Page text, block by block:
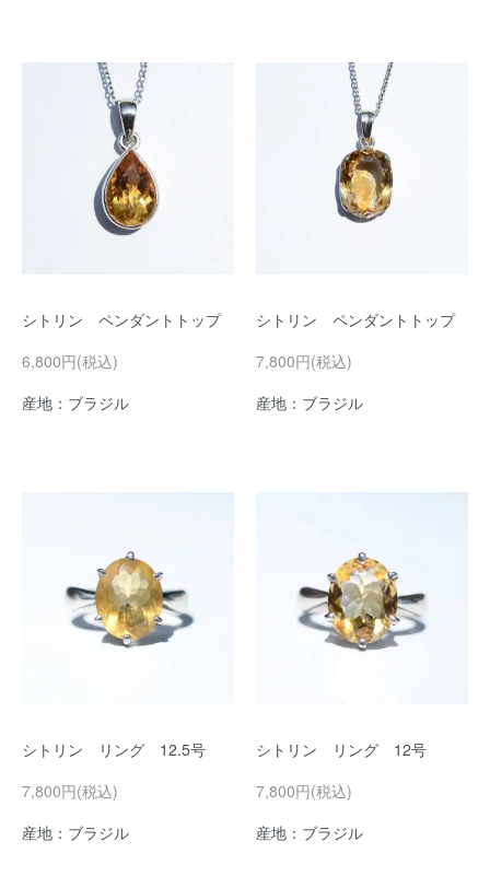
シトリン ペンダントトップ
6,800円(税込)
産地：ブラジル
シトリン ペンダントトップ
7,800円(税込)
産地：ブラジル
シトリン リング 12.5号
7,800円(税込)
産地：ブラジル
シトリン リング 12号
7,800円(税込)
産地：ブラジル